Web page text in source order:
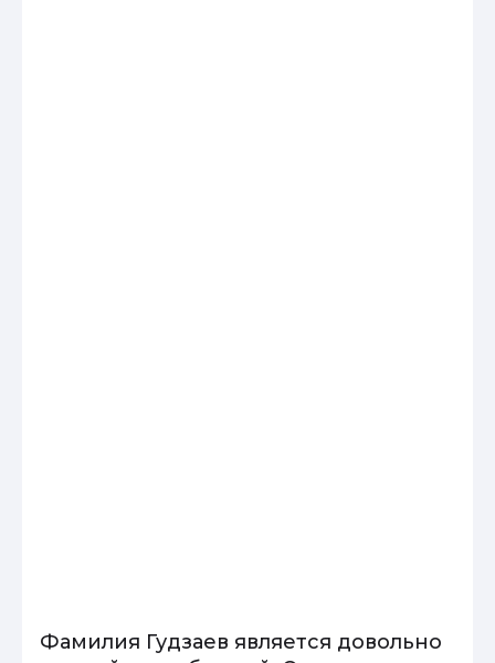
Фамилия Гудзаев является довольно